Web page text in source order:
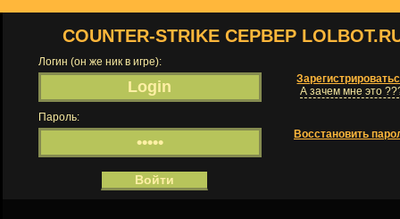
COUNTER-STRIKE СЕРВЕР
Логин (он же ник в игре):
А зачем мне это
Пароль:
Восстановить